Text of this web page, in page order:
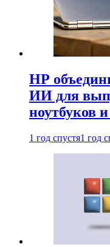
HP
ИИ для
ноутбуков
1 год спустя1 год